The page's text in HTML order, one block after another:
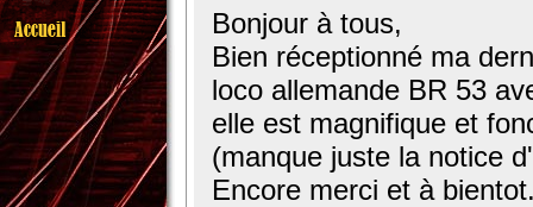
Bonjour à tous,
Bien réceptionné ma
loco allemande BR 53
elle est magnifique et
(manque juste la notice
Encore merci et à